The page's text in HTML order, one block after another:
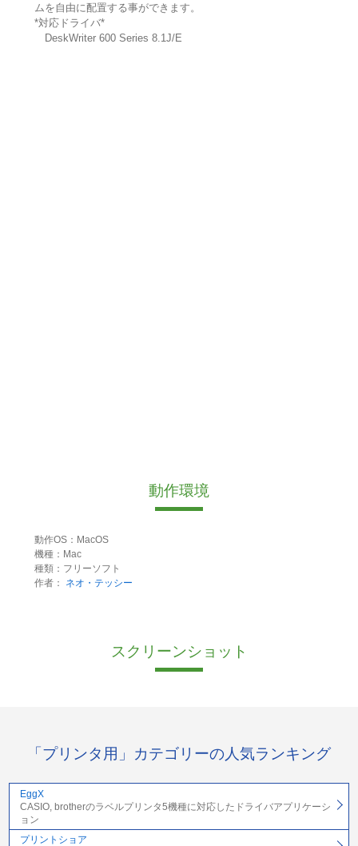
ムを自由に配置する事ができます。
*対応ドライバ*
DeskWriter 600 Series 8.1J/E
動作環境
動作OS：MacOS
機種：Mac
種類：フリーソフト
作者：
ネオ・テッシー
スクリーンショット
「プリンタ用」カテゴリーの人気ランキング
EggX
CASIO, brotherのラベルプリンタ5機種に対応したドライバアプリケーシ
ョン
プリントショア